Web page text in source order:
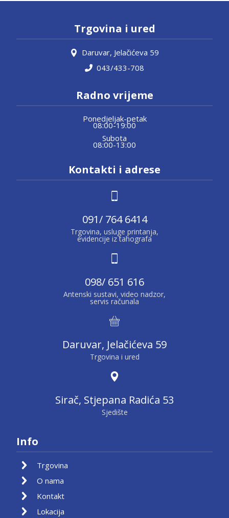
Trgovina i ured
Daruvar, Jelačićeva 59
043/433-708
Radno vrijeme
Ponedjeljak-petak
08:00-19:00
Subota
08:00-13:00
Kontakti i adrese
091/ 764 6414
Trgovina, usluge printanja,
evidencije iz tahografa
098/ 651 616
Antenski sustavi, video nadzor,
servis računala
Daruvar, Jelačićeva 59
Trgovina i ured
Sirač, Stjepana Radića 53
Sjedište
Info
Trgovina
O nama
Kontakt
Lokacija